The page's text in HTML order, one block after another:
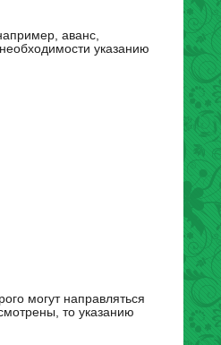
аванс,
указанию
могут направляться
то указанию